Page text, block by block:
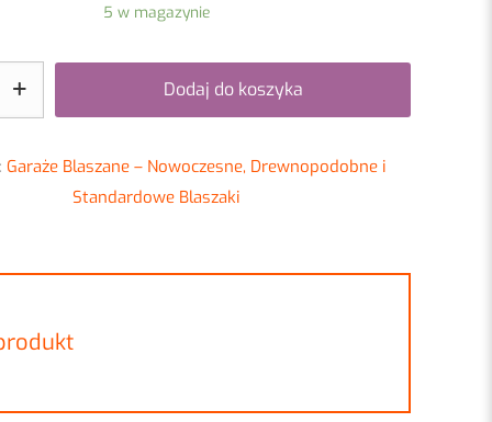
5 w magazynie
Dodaj do koszyka
Garaże Blaszane – Nowoczesne, Drewnopodobne i
Standardowe Blaszaki